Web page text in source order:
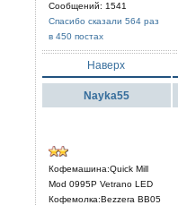
Сообщений: 1541
Спасибо сказали 564 раз
в 450 постах
Наверх
Nayka55
Кофемашина:Quick Mill
Mod 0995P Vetrano LED
Кофемолка:Bezzera BB05